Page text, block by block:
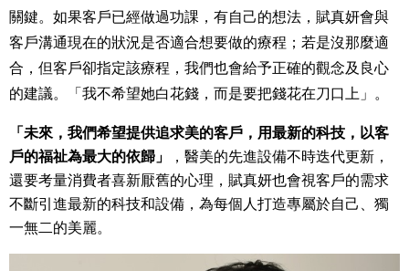
關鍵。如果客戶已經做過功課，有自己的想法，賦真妍會與
客戶溝通現在的狀況是否適合想要做的療程；若是沒那麼適
合，但客戶卻指定該療程，我們也會給予正確的觀念及良心
的建議。「我不希望她白花錢，而是要把錢花在刀口上」。
「未來，我們希望提供追求美的客戶，用最新的科技，以客
戶的福祉為最大的依歸」
，醫美的先進設備不時迭代更新，
還要考量消費者喜新厭舊的心理，賦真妍也會視客戶的需求
不斷引進最新的科技和設備， 為每個人打造專屬於自己、獨
一無二的美麗。